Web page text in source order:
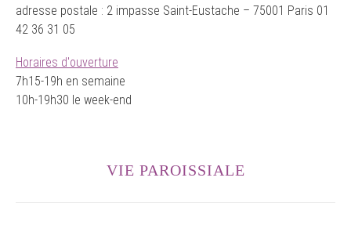
adresse postale : 2 impasse Saint-Eustache – 75001 Paris 01
42 36 31 05
Horaires d'ouverture
7h15-19h en semaine
10h-19h30 le week-end
VIE PAROISSIALE